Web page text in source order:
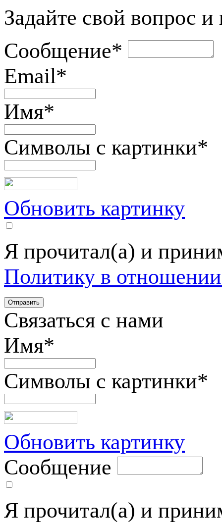
Задайте свой вопрос
Сообщение*
Email*
Имя*
Символы с картинки*
Обновить картинку
Я прочитал(а) и
Политику в
Связаться с нами
Имя*
Символы с картинки*
Обновить картинку
Сообщение
Я прочитал(а) и